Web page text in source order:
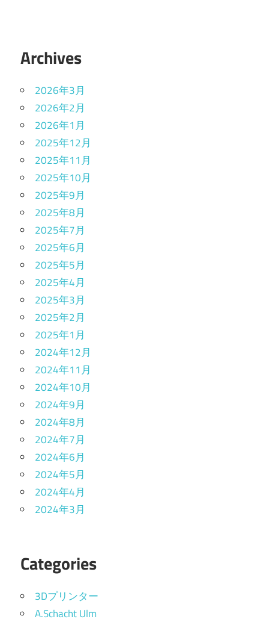
Archives
2026年3月
2026年2月
2026年1月
2025年12月
2025年11月
2025年10月
2025年9月
2025年8月
2025年7月
2025年6月
2025年5月
2025年4月
2025年3月
2025年2月
2025年1月
2024年12月
2024年11月
2024年10月
2024年9月
2024年8月
2024年7月
2024年6月
2024年5月
2024年4月
2024年3月
Categories
3Dプリンター
A.Schacht Ulm